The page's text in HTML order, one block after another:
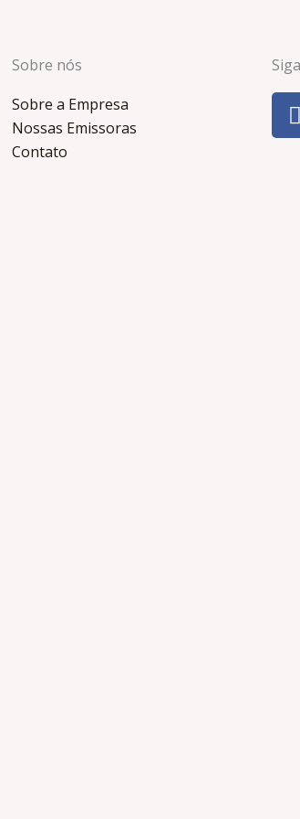
Sobre nós
Sobre a Empresa
Nossas Emissoras
Contato
a